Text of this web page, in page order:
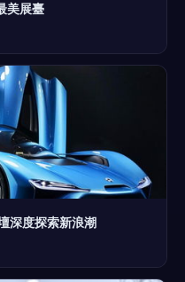
美展臺
深度探索新浪潮